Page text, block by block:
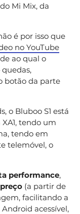
Mi Mix, da
é por isso que
no YouTube
ao qual o
botão da parte
o Bluboo S1 está
tendo um
tendo em
telemóvel, o
performance,
preço (a partir de
facilitando a
acessível,